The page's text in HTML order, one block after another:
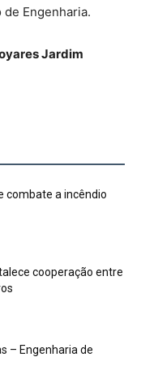
Engenharia.
Jardim
combate a incêndio
cooperação entre
– Engenharia de